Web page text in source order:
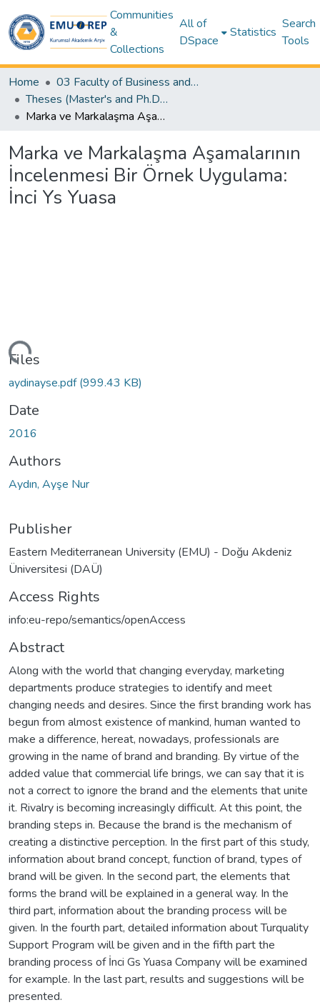
Communities
&
Collections
All of
DSpace
Statistics
Search
Tools
Home
03 Faculty of Business and Economics
Theses (Master's and Ph.D) – Business and Economics
Marka ve Markalaşma Aşamalarının İncelenmesi Bir Örnek Uygulama: İnci Ys Yuasa
Marka ve Markalaşma Aşamalarının
İncelenmesi Bir Örnek Uygulama:
İnci Ys Yuasa
Files
aydinayse.pdf(999.43 KB)
Date
2016
Authors
Aydın, Ayşe Nur
Publisher
Eastern Mediterranean University (EMU) - Doğu Akdeniz
Üniversitesi (DAÜ)
Access Rights
info:eu-repo/semantics/openAccess
Abstract
Along with the world that changing everyday, marketing
departments produce strategies to identify and meet
changing needs and desires. Since the first branding work has
begun from almost existence of mankind, human wanted to
make a difference, hereat, nowadays, professionals are
growing in the name of brand and branding. By virtue of the
added value that commercial life brings, we can say that it is
not a correct to ignore the brand and the elements that unite
it. Rivalry is becoming increasingly difficult. At this point, the
branding steps in. Because the brand is the mechanism of
creating a distinctive perception. In the first part of this study,
information about brand concept, function of brand, types of
brand will be given. In the second part, the elements that
forms the brand will be explained in a general way. In the
third part, information about the branding process will be
given. In the fourth part, detailed information about Turquality
Support Program will be given and in the fifth part the
branding process of İnci Gs Yuasa Company will be examined
for example. In the last part, results and suggestions will be
presented.